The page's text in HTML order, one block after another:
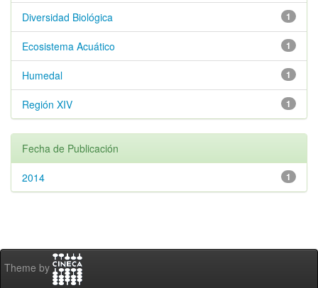
1
Diversidad Biológica
1
Ecosistema Acuático
1
Humedal
1
Región XIV
Fecha de Publicación
1
2014
Theme by